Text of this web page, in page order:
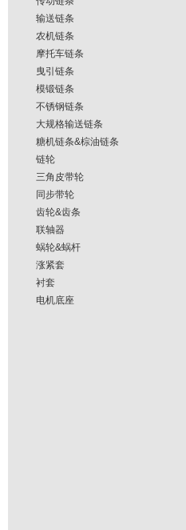
输送链条
农机链条
摩托车链条
曳引链条
模锻链条
不锈钢链条
大规格输送链条
糖机链条&棕油链条
链轮
三角皮带轮
同步带轮
齿轮&齿条
联轴器
蜗轮&蜗杆
涨紧套
衬套
电机底座